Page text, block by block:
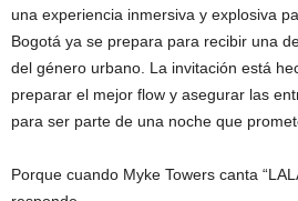
una experiencia inmersiva y explosiva
Bogotá ya se prepara para recibir una
del género urbano. La invitación está
preparar el mejor flow y asegurar las
para ser parte de una noche que
Porque cuando Myke Towers canta